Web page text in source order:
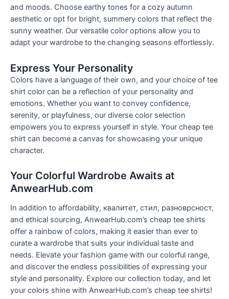
and moods. Choose earthy tones for a cozy autumn
aesthetic or opt for bright, summery colors that reflect the
sunny weather. Our versatile color options allow you to
adapt your wardrobe to the changing seasons effortlessly.
Express Your Personality
Colors have a language of their own, and your choice of tee
shirt color can be a reflection of your personality and
emotions. Whether you want to convey confidence,
serenity, or playfulness, our diverse color selection
empowers you to express yourself in style. Your cheap tee
shirt can become a canvas for showcasing your unique
character.
Your Colorful Wardrobe Awaits at
AnwearHub.com
In addition to affordability, квалитет, стил, разноврсност,
and ethical sourcing, AnwearHub.com’s cheap tee shirts
offer a rainbow of colors, making it easier than ever to
curate a wardrobe that suits your individual taste and
needs. Elevate your fashion game with our colorful range,
and discover the endless possibilities of expressing your
style and personality. Explore our collection today, and let
your colors shine with AnwearHub.com’s cheap tee shirts!